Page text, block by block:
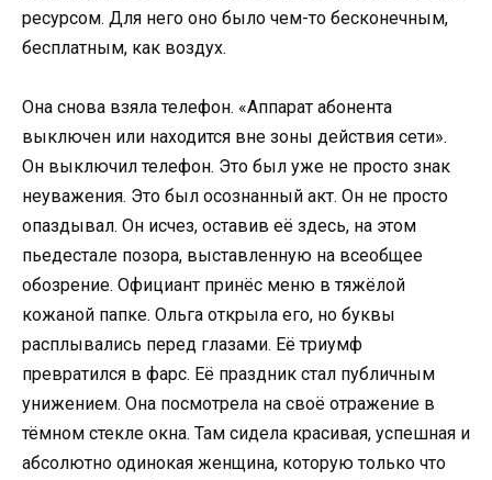
ресурсом. Для него оно было чем-то бесконечным,
бесплатным, как воздух.
Она снова взяла телефон. «Аппарат абонента
выключен или находится вне зоны действия сети».
Он выключил телефон. Это был уже не просто знак
неуважения. Это был осознанный акт. Он не просто
опаздывал. Он исчез, оставив её здесь, на этом
пьедестале позора, выставленную на всеобщее
обозрение. Официант принёс меню в тяжёлой
кожаной папке. Ольга открыла его, но буквы
расплывались перед глазами. Её триумф
превратился в фарс. Её праздник стал публичным
унижением. Она посмотрела на своё отражение в
тёмном стекле окна. Там сидела красивая, успешная и
абсолютно одинокая женщина, которую только что